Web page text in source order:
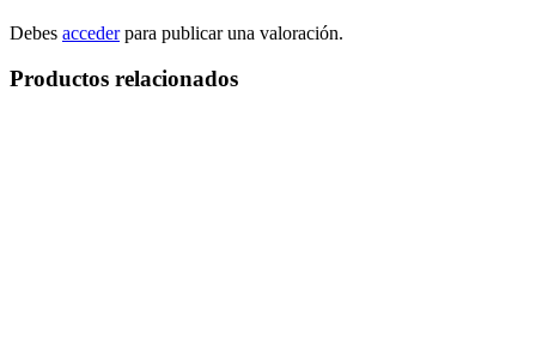
Debes accederpara publicar una valoración.
Productos relacionados